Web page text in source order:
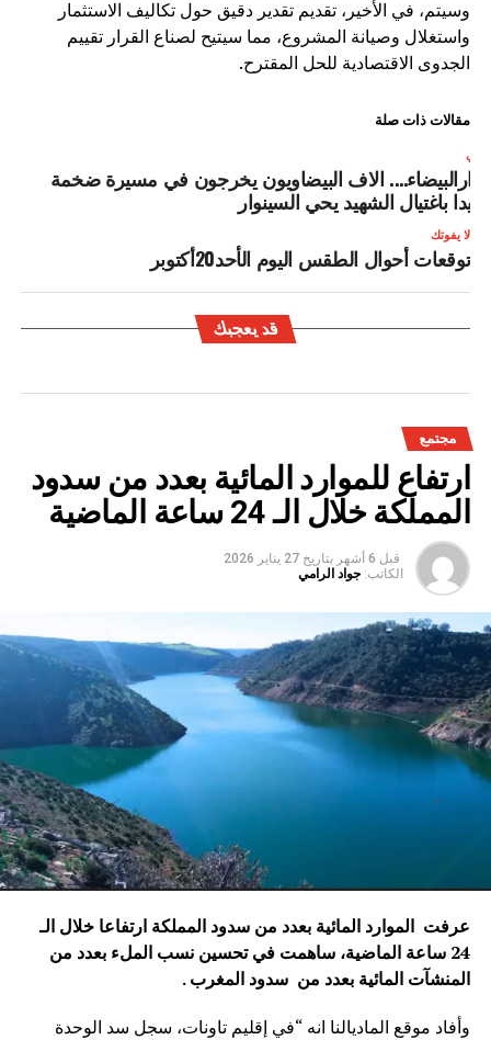
وسيتم، في الأخير، تقديم تقدير دقيق حول تكاليف الاستثمار
واستغلال وصيانة المشروع، مما سيتيح لصناع القرار تقييم
الجدوى الاقتصادية للحل المقترح.
مقالات ذات صلة
الاف البيضاويون يخرجون في مسيرة ضخمة
باغتيال الشهيد يحي السينوار
لا يفوتك
توقعات أحوال الطقس اليوم الأحد20أكتوبر
قد يعجبك
مجتمع
ارتفاع للموارد المائية بعدد من سدود
المملكة خلال الـ 24 ساعة الماضية
قبل 6 أشهر بتاريخ 27 يناير 2026
الكاتب: جواد الرامي
عرفت الموارد المائية بعدد من سدود المملكة ارتفاعا خلال الـ
24 ساعة الماضية، ساهمت في تحسين نسب الملء بعدد من
المنشآت المائية بعدد من سدود المغرب .
وأفاد موقع الماديالنا انه “في إقليم تاونات، سجل سد الوحدة